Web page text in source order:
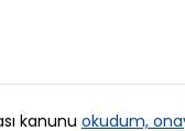
kanunu okudum,